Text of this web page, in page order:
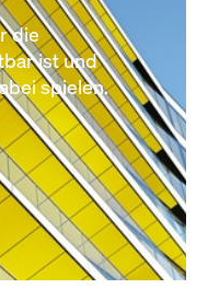
die
ist und
spielen.